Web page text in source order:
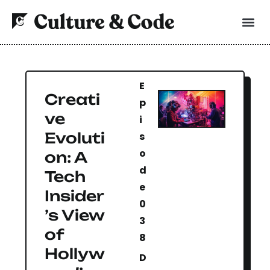
Creati
ve
Evoluti
on: A
Tech
Insider
’s View
of
Hollyw
E
p
i
s
o
d
e
0
3
8
D